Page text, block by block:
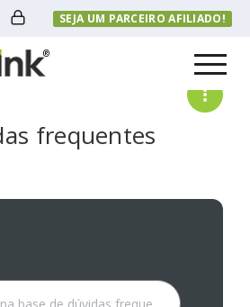
SEJA UM PARCEIRO AFILIADO!
Menu
frequentes